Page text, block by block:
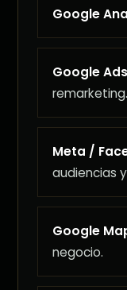
Google
Google
remarketing.
Meta /
audiencias
Google
negocio.